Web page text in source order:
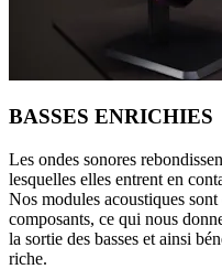
BASSES ENRICHIES
Les ondes sonores
lesquelles elles entrent en
Nos modules acoustiques
composants, ce qui nous
la sortie des basses et ainsi
riche.